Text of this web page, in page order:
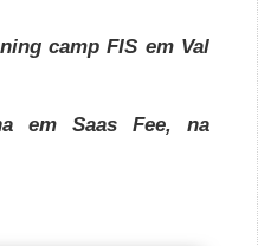
camp FIS em Val
em Saas Fee, na